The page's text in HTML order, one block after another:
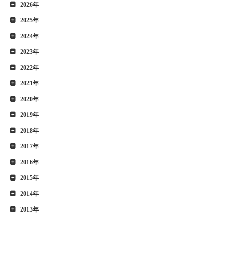
2026年
2025年
2024年
2023年
2022年
2021年
2020年
2019年
2018年
2017年
2016年
2015年
2014年
2013年